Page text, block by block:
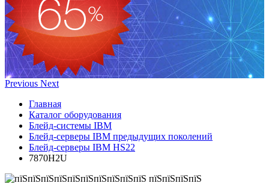
Previous Next
Главная
Каталог оборудования
Блейд-системы IBM
Блейд-серверы IBM предыдущих поколений
Блейд-серверы IBM HS22
7870H2U